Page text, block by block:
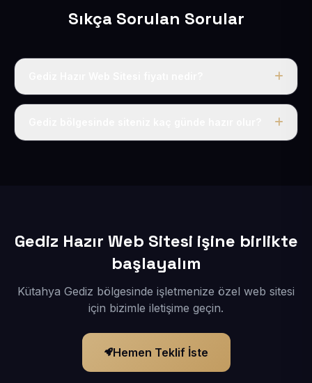
Sıkça Sorulan Sorular
Tek fiyat uygulanır: yıllık 50 USD + KDV. Bu bedele alan
Gediz Hazır Web Sitesi işine birlikte
başlayalım
Kütahya Gediz bölgesinde işletmenize özel web sitesi
için bizimle iletişime geçin.
Hemen Teklif İste